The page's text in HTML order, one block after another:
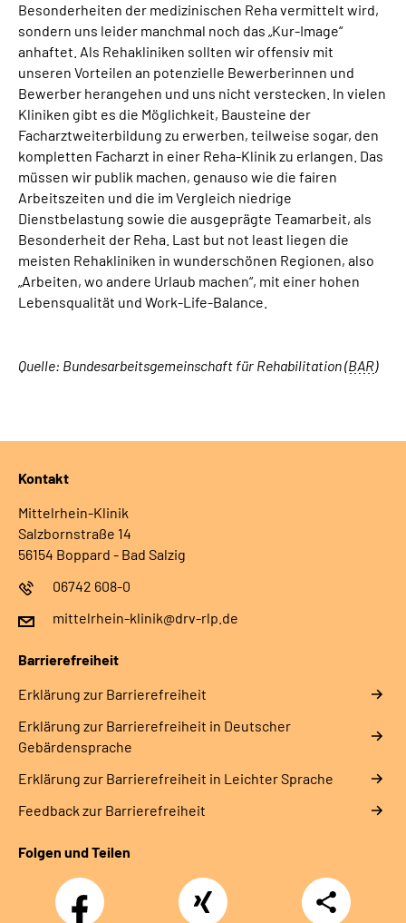
Besonderheiten der medizinischen Reha vermittelt wird,
sondern uns leider manchmal noch das „Kur-Image“
anhaftet. Als Rehakliniken sollten wir offensiv mit
unseren Vorteilen an potenzielle Bewerberinnen und
Bewerber herangehen und uns nicht verstecken. In vielen
Kliniken gibt es die Möglichkeit, Bausteine der
Facharztweiterbildung zu erwerben, teilweise sogar, den
kompletten Facharzt in einer Reha-Klinik zu erlangen. Das
müssen wir publik machen, genauso wie die fairen
Arbeitszeiten und die im Vergleich niedrige
Dienstbelastung sowie die ausgeprägte Teamarbeit, als
Besonderheit der Reha. Last but not least liegen die
meisten Rehakliniken in wunderschönen Regionen, also
„Arbeiten, wo andere Urlaub machen“, mit einer hohen
Lebensqualität und Work-Life-Balance.
Quelle: Bundesarbeitsgemeinschaft für Rehabilitation(BAR)
Kontakt
Mittelrhein-Klinik
Salzbornstraße 14
56154 Boppard - Bad Salzig
06742 608-0
mittelrhein-klinik@drv-rlp.de
Barrierefreiheit
Erklärung zur Barrierefreiheit
Erklärung zur Barrierefreiheit in Deutscher
Gebärdensprache
Erklärung zur Barrierefreiheit in Leichter Sprache
Feedback zur Barrierefreiheit
Folgen und Teilen
Facebook Xing
Teilen